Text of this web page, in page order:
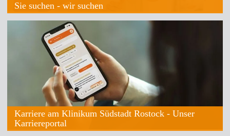
Sie suchen - wir suchen
Karriere am Klinikum Südstadt Rostock - Unser
Karriereportal